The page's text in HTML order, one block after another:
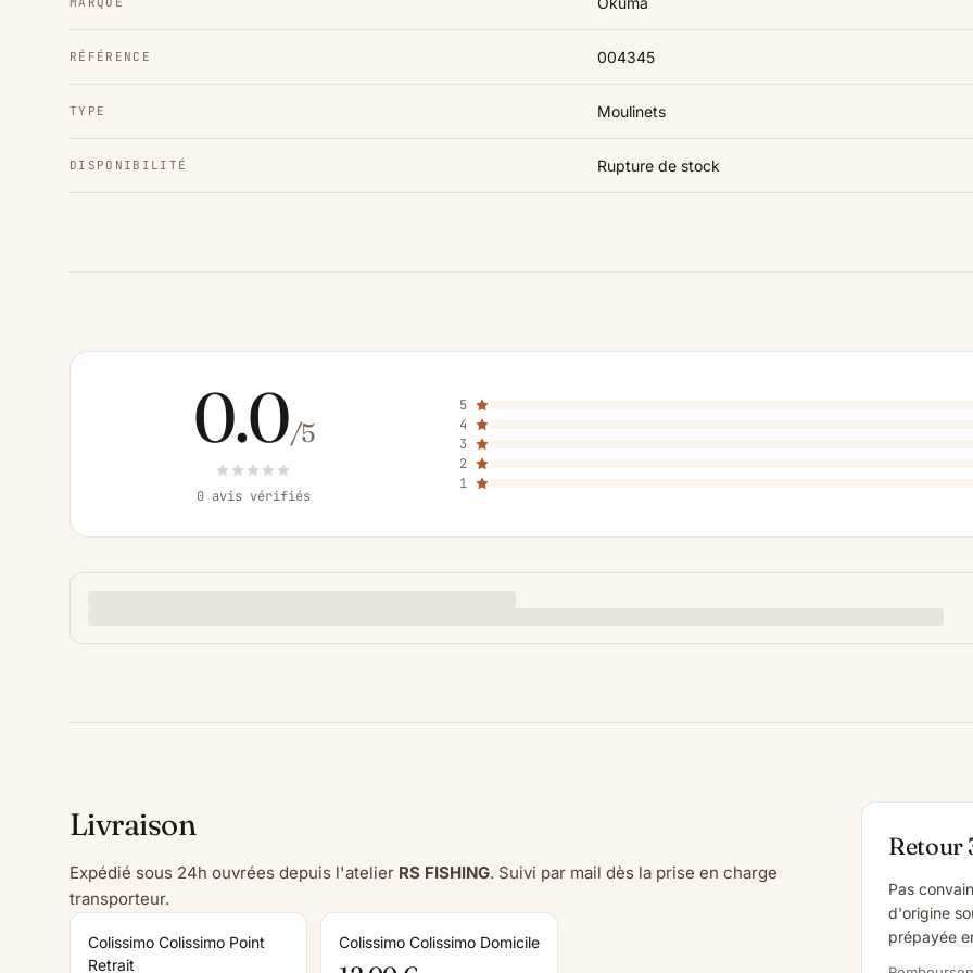
RÉFÉRENCE 004345
TYPE Moulinets
DISPONIBILITÉ Rupture de stock
0.0/5
0 avis vérifiés
5
4
3
2
1
Livraison
Expédié sous 24h ouvrées depuis l'atelier RS FISHING. Suivi par mail dès la prise en charge
transporteur.
Colissimo Colissimo Point
Retrait
Colissimo Colissimo Domicile
Retour
Pas
d'origine
prépayée